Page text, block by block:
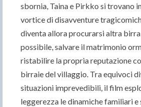
sbornia, Taina e Pirkko si trovano
vortice di disavventure
diventa allora procurarsi altra
possibile, salvare il matrimonio
ristabilire la propria reputazione
birraie del villaggio. Tra equivoci
situazioni imprevedibili, il film
leggerezza le dinamiche familiari